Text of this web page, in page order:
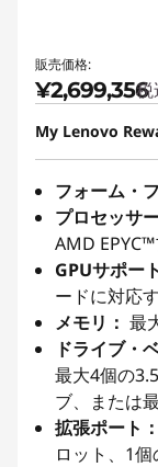
販売価格:
¥2,699,356
税
My Lenovo
フォーム・
プロセッサ
AMD
GPUサポー
ードに対応
メモリ： 最
ドライブ・
最大4個の
ブ、または
拡張ポート：
ロット、1